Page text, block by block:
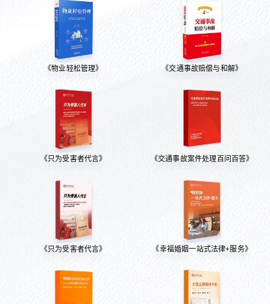
《物业轻松管理》 《交通事故赔偿与和解》
《只为受害者代言》 《交通事故案件处理百问百答》
《只为受害者代言》 《幸福婚姻一站式法律+服务》